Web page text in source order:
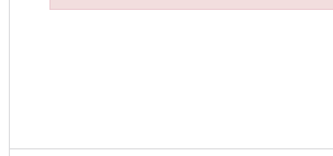
Failed to initialize plugin: wplink